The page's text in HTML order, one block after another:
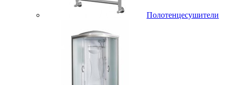
Полотенцесушители